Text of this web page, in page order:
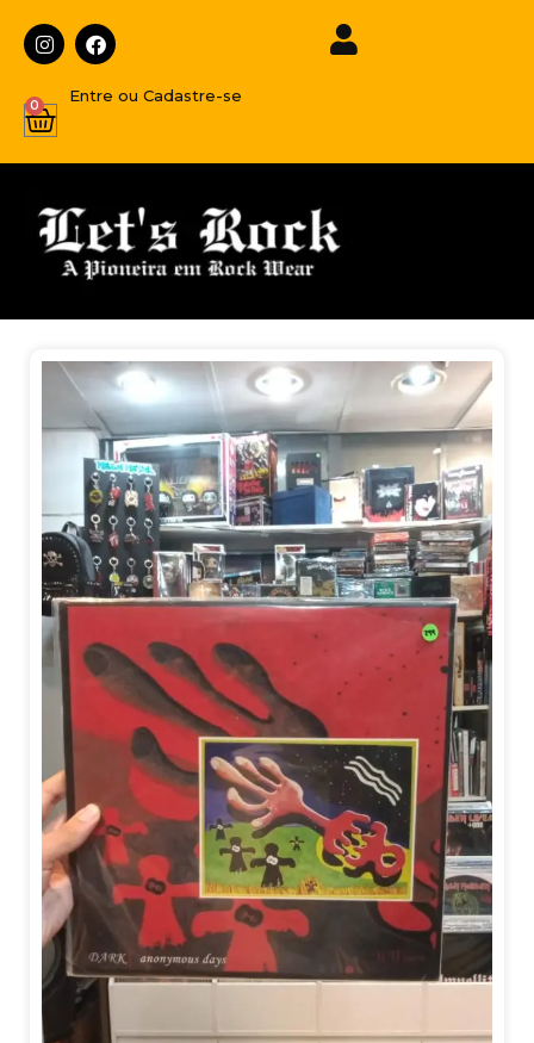
Entre ou Cadastre-se
0